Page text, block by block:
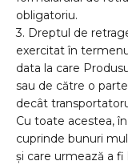
obligatoriu.
3. Dreptul de
exercitat în
data la care
sau de către o
decât
Cu toate acestea,
cuprinde bunuri
și care urmează a